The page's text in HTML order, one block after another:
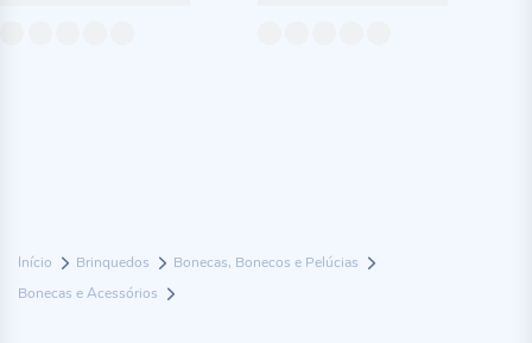
Início Brinquedos
Bonecas, Bonecos e Pelúcias
Bonecas e Acessórios